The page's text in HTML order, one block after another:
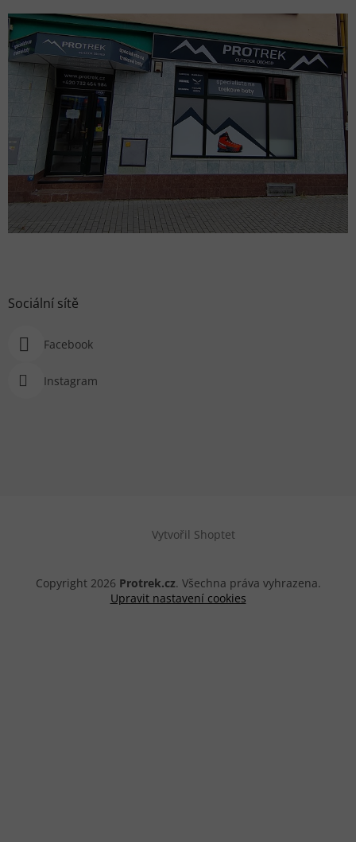
Sociální sítě
Facebook
Instagram
Vytvořil Shoptet
Copyright 2026 Protrek.cz. Všechna práva vyhrazena.
Upravit nastavení cookies